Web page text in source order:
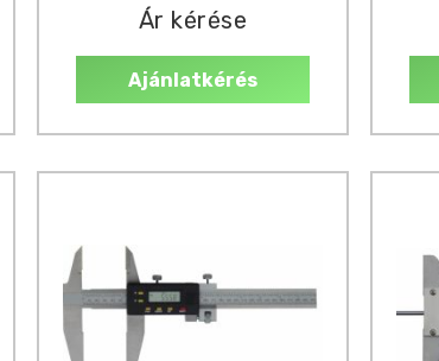
Ár kérése
Ajánlatkérés